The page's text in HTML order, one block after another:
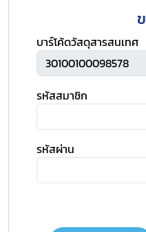
บาร์โค้ดวัสดุสารสนเทศ
รหัสสมาชิก
รหัสผ่าน